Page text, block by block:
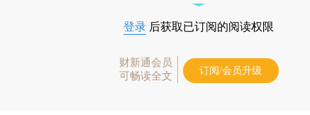
登录 后获取已订阅的阅读权限
财新通会员
可畅读全文
订阅/会员升级